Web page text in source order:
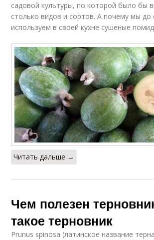
садовой культуры, по которой было бы
столько видов и сортов. А почему мы до
используем в своей кухне сушеные
Читать дальше →
Чем полезен
такое терновник
Prunus spinosa (латинское название